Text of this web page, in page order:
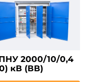
2000/10/0,4
кВ (ВВ)